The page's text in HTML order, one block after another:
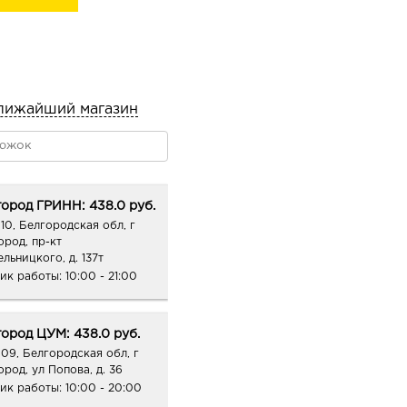
Buckthorn) Oil,
Acetate, Linoleic Acid,
Methylparaben, Parfum
2-Bromo-2-
магазин
ГРИНН: 438.0 руб.
Белгородская обл, г
пр-кт
д. 137т
работы: 10:00 - 21:00
ЦУМ: 438.0 руб.
Белгородская обл, г
ул Попова, д. 36
работы: 10:00 - 20:00